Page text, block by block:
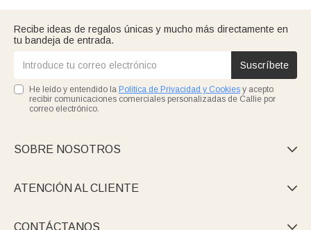
Recibe ideas de regalos únicas y mucho más directamente en
tu bandeja de entrada.
Suscríbete
He leído y entendido la Política de Privacidad y Cookies y acepto
recibir comunicaciones comerciales personalizadas de Callie por
correo electrónico.
SOBRE NOSOTROS 
ATENCIÓN AL CLIENTE 
CONTÁCTANOS 